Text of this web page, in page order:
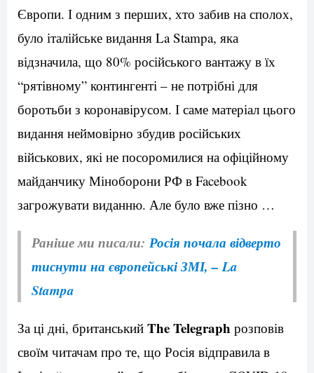
Європи. І одним з перших, хто забив на сполох,
було італійське видання La Stampa, яка
відзначила, що 80% російського вантажу в їх
“рятівному” контингенті – не потрібні для
боротьби з коронавірусом. І саме матеріал цього
видання неймовірно збудив російських
військових, які не посоромилися на офіційному
майданчику Міноборони РФ в Facebook
загрожувати виданню. Але було вже пізно …
Раніше ми писали: Росія почала відверто
тиснути на європейські ЗМІ, – La
Stampa
За ці дні, британський The Telegraph розповів
своїм читачам про те, що Росія відправила в